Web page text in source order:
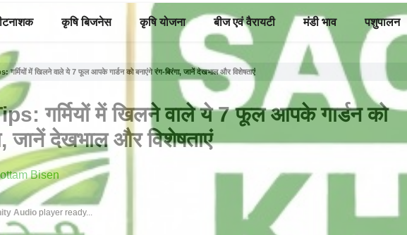
कृषि बिजनेस कृषि योजना बीज एवं वैरायटी मंडी भाव पशुपालन
में खिलने वाले ये 7 फूल आपके गार्डन को बनाएंगे रंग-बिरंगा, जानें देखभाल और विशेषताएं
गर्मियों में खिलने वाले ये 7 फूल आपके गार्डन को
जानें देखभाल और विशेषताएं
Bisen
Audio player ready...